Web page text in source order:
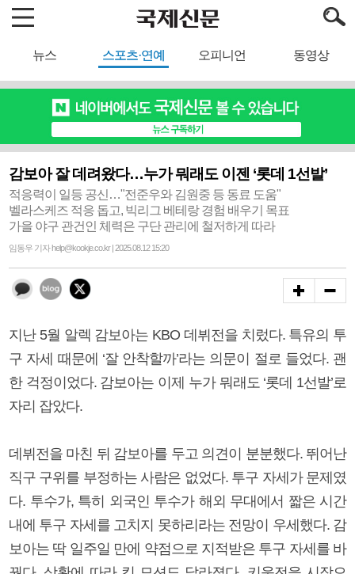
뉴스 스포츠·연예 오피니언 동영상
감보아 잘 데려왔다…누가 뭐래도 이젠 ‘롯데 1선발’
적응력이 일등 공신…"전준우와 김원중 등 동료 도움"
벨라스케즈 적응 돕고, 빅리그 베테랑 경험 배우기 목표
가을 야구 관건인 체력은 구단 관리에 철저하게 따라
임동우 기자 help@kookje.co.kr | 2025.08.12 15:20
지난 5월 알렉 감보아는 KBO 데뷔전을 치렀다. 특유의 투
구 자세 때문에 ‘잘 안착할까’라는 의문이 절로 들었다. 괜
한 걱정이었다. 감보아는 이제 누가 뭐래도 ‘롯데 1선발’로
자리 잡았다.
데뷔전을 마친 뒤 감보아를 두고 의견이 분분했다. 뛰어난
직구 구위를 부정하는 사람은 없었다. 투구 자세가 문제였
다. 투수가, 특히 외국인 투수가 해외 무대에서 짧은 시간
내에 투구 자세를 고치지 못하리라는 전망이 우세했다. 감
보아는 딱 일주일 만에 약점으로 지적받은 투구 자세를 바